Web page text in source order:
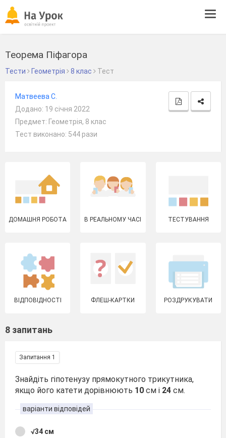
Теорема Піфагора
Тести Геометрія 8 клас Тест
Матвеева С.
Додано: 19 січня 2022
Предмет: Геометрія, 8 клас
Тест виконано: 544 рази
ДОМАШНЯ РОБОТА В РЕАЛЬНОМУ ЧАСІ ТЕСТУВАННЯ
ВІДПОВІДНОСТІ ФЛЕШ-КАРТКИ РОЗДРУКУВАТИ
8 запитань
Запитання 1
Знайдіть гіпотенузу прямокутного трикутника,
якщо його катети дорівнюють 10 см і 24 см.
варіанти відповідей
√34 см